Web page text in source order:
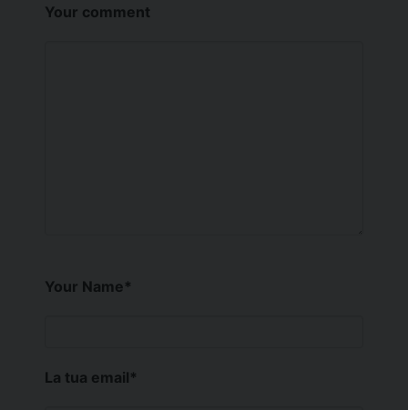
Your comment
Your Name*
La tua email*